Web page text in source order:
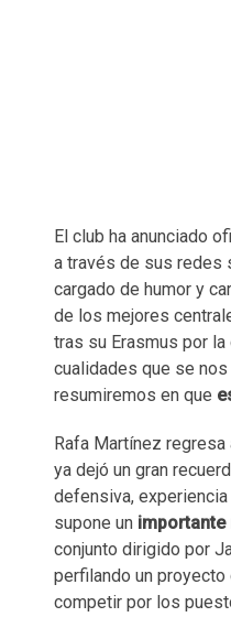
El club ha anunciado
a través de sus redes
cargado de humor y
de los mejores
tras su Erasmus por
cualidades que se
resumiremos en que
Rafa Martínez
ya dejó un gran
defensiva,
supone un
conjunto dirigido por
perfilando un
competir por los